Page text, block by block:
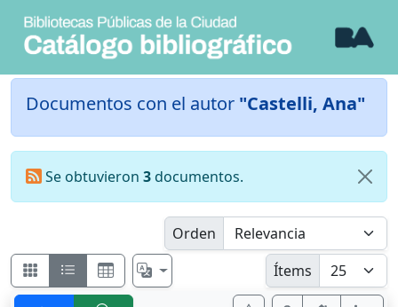
Documentos con el autor "Castelli, Ana"
Se obtuvieron 3documentos.
Orden
Ítems